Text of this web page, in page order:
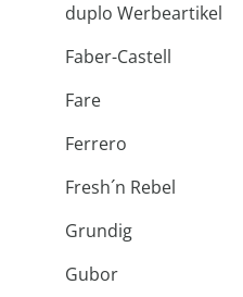
duplo Werbeartikel
Faber-Castell
Fare
Ferrero
Fresh´n Rebel
Grundig
Gubor